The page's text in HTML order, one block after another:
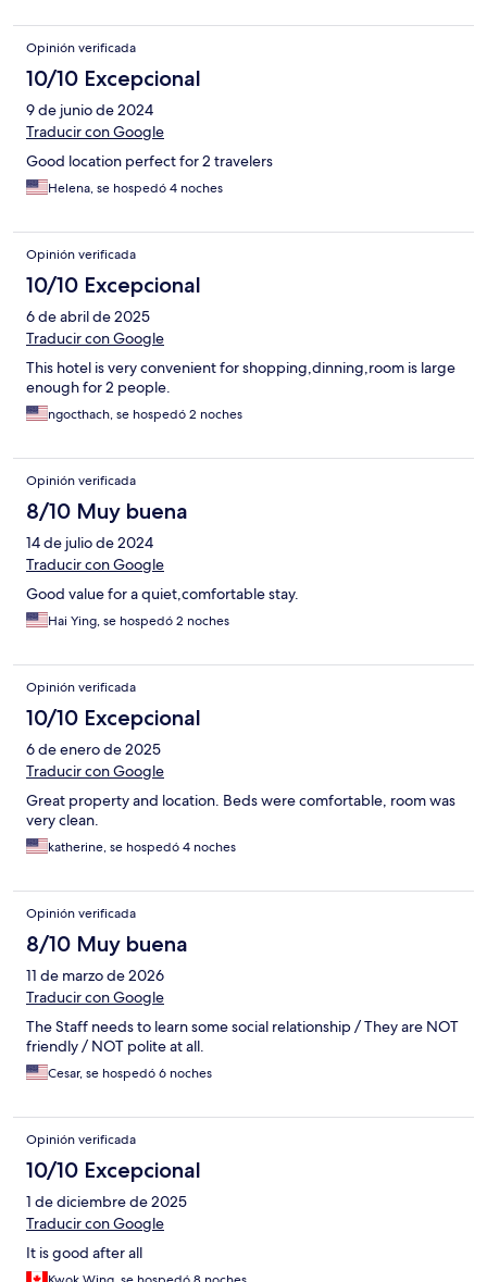
Opinión verificada
10/10 Excepcional
9 de junio de 2024
Traducir con Google
Good location perfect for 2 travelers
Helena, se hospedó 4 noches
Opinión verificada
10/10 Excepcional
6 de abril de 2025
Traducir con Google
This hotel is very convenient for shopping,dinning,room is large
enough for 2 people.
ngocthach, se hospedó 2 noches
Opinión verificada
8/10 Muy buena
14 de julio de 2024
Traducir con Google
Good value for a quiet,comfortable stay.
Hai Ying, se hospedó 2 noches
Opinión verificada
10/10 Excepcional
6 de enero de 2025
Traducir con Google
Great property and location. Beds were comfortable, room was
very clean.
katherine, se hospedó 4 noches
Opinión verificada
8/10 Muy buena
11 de marzo de 2026
Traducir con Google
The Staff needs to learn some social relationship / They are NOT
friendly / NOT polite at all.
Cesar, se hospedó 6 noches
Opinión verificada
10/10 Excepcional
1 de diciembre de 2025
Traducir con Google
It is good after all